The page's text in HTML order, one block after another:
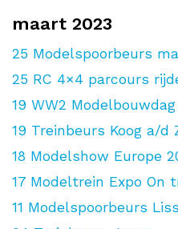
maart 2023
25 Modelspoorbeurs
25 RC 4×4 parcours
19 WW2 Modelbouwdag
19 Treinbeurs Koog a/d
18 Modelshow Europe
17 Modeltrein Expo On
11 Modelspoorbeurs